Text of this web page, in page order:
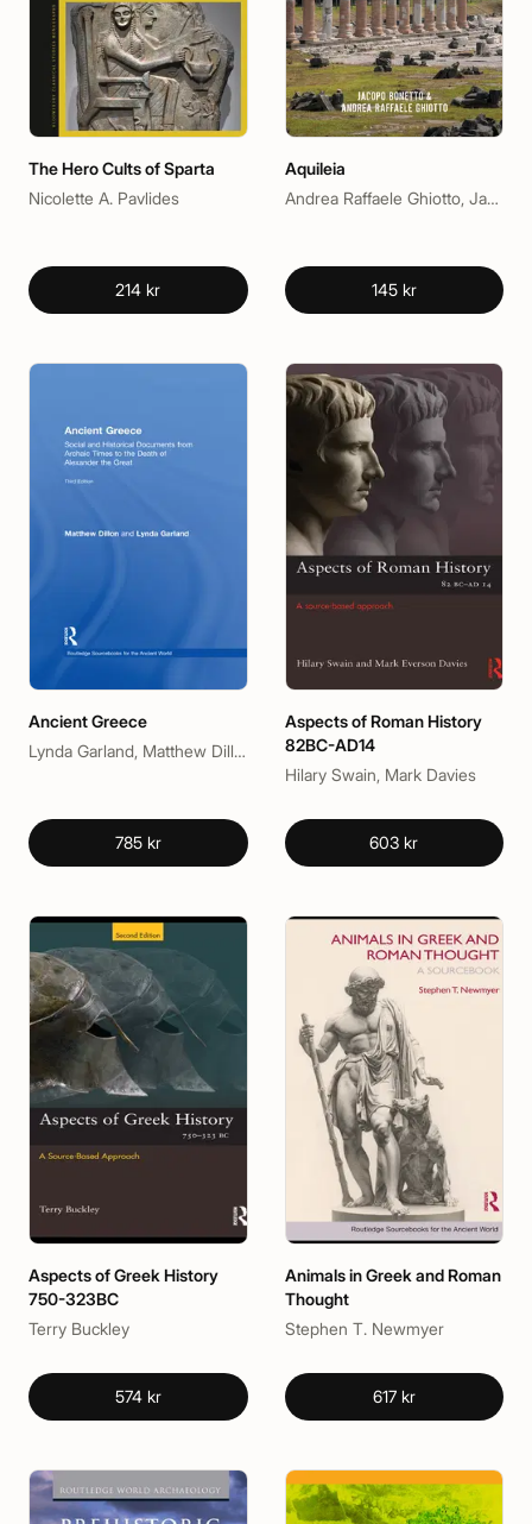
The Hero Cults of Sparta
Nicolette A. Pavlides
214 kr
Aquileia
Andrea Raffaele Ghiotto, Jacopo Bonetto
145 kr
Ancient Greece
Lynda Garland, Matthew Dillion, Matthew Dillon
785 kr
Aspects of Roman History
82BC-AD14
Hilary Swain, Mark Davies
603 kr
Aspects of Greek History
750-323BC
Terry Buckley
574 kr
Animals in Greek and Roman
Thought
Stephen T. Newmyer
617 kr